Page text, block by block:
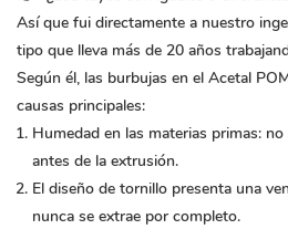
Así que fui directamente a nuestro
tipo que lleva más de 20 años
Según él, las burbujas en el Acetal
causas principales:
Humedad en las materias primas:
antes de la extrusión.
El diseño de tornillo presenta una
nunca se extrae por completo.